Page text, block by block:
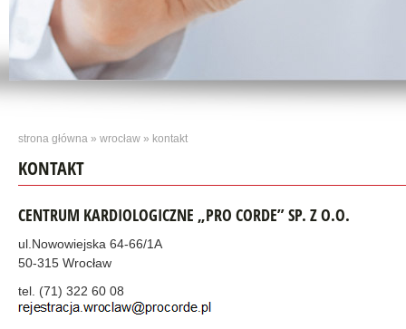
strona główna » wrocław » kontakt
KONTAKT
CENTRUM KARDIOLOGICZNE „PRO CORDE” SP. Z O.O.
ul.Nowowiejska 64-66/1A
50-315 Wrocław
tel. (71) 322 60 08